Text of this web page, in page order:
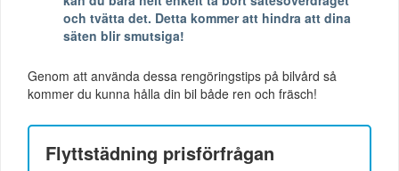
och tvätta det. Detta kommer att hindra att dina
säten blir smutsiga!
Genom att använda dessa rengöringstips på bilvård så
kommer du kunna hålla din bil både ren och fräsch!
Flyttstädning prisförfrågan